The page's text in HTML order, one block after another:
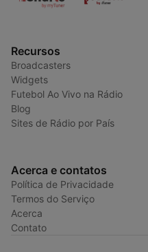
Recursos
Broadcasters
Widgets
Futebol Ao Vivo na Rádio
Blog
Sites de Rádio por País
Acerca e contatos
Política de Privacidade
Termos do Serviço
Acerca
Contato